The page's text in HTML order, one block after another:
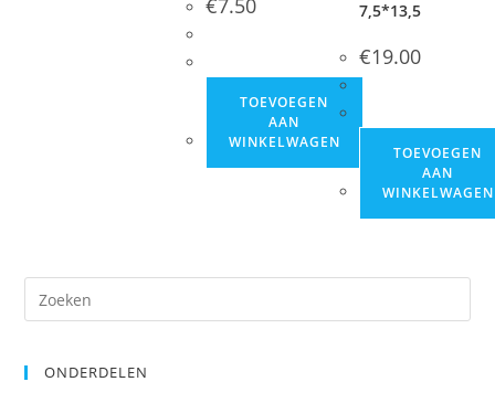
TOEVOEGEN
AAN
WINKELWAGEN
7,5*13,5
€19.00
TOEVOEGEN
AAN
WINKELWAGEN
ONDERDELEN